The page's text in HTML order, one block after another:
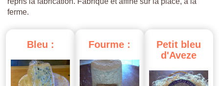
ferme.
Bleu : Fourme : Petit bleu
d'Aveze